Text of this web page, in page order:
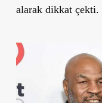
alarak dikkat çekti.